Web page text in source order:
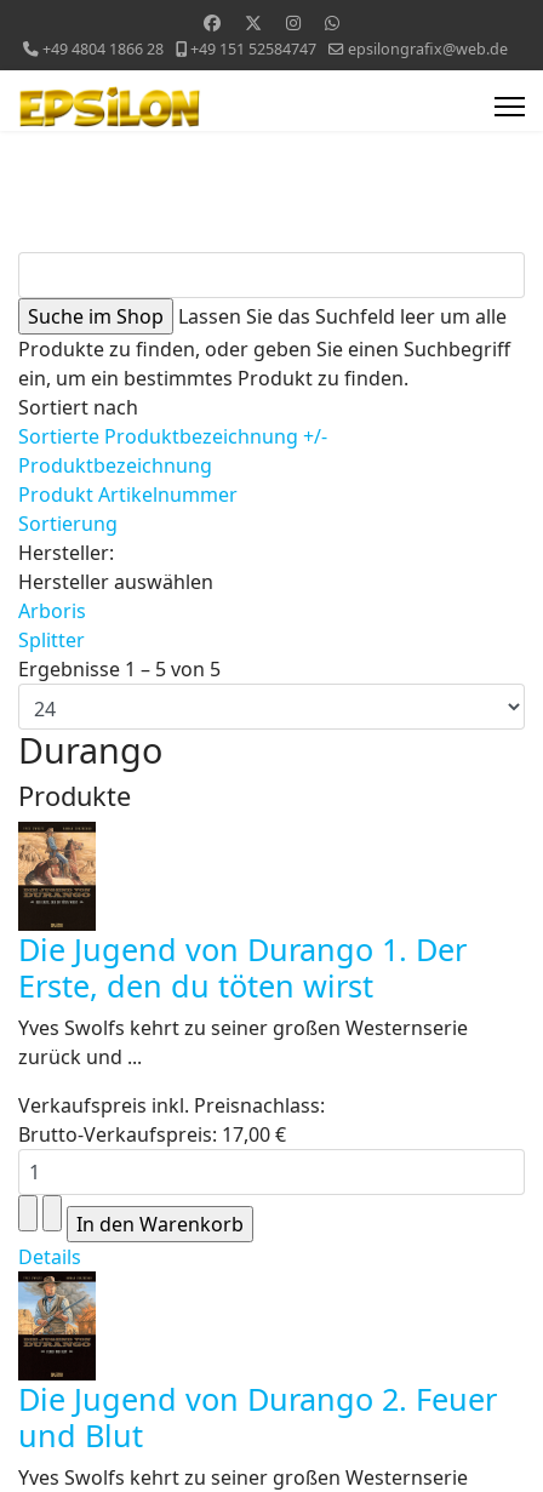
+49 4804 1866 28 +49 151 52584747 epsilongrafix@web.de
Lassen Sie das Suchfeld leer um alle
Produkte zu finden, oder geben Sie einen Suchbegriff
ein, um ein bestimmtes Produkt zu finden.
Sortiert nach
Sortierte Produktbezeichnung +/-
Produktbezeichnung
Produkt Artikelnummer
Sortierung
Hersteller:
Hersteller auswählen
Arboris
Splitter
Ergebnisse 1 – 5 von 5
Durango
Produkte
Die Jugend von Durango 1. Der
Erste, den du töten wirst
Yves Swolfs kehrt zu seiner großen Westernserie
zurück und ...
Verkaufspreis inkl. Preisnachlass:
Brutto-Verkaufspreis: 17,00 €
Details
Die Jugend von Durango 2. Feuer
und Blut
Yves Swolfs kehrt zu seiner großen Westernserie